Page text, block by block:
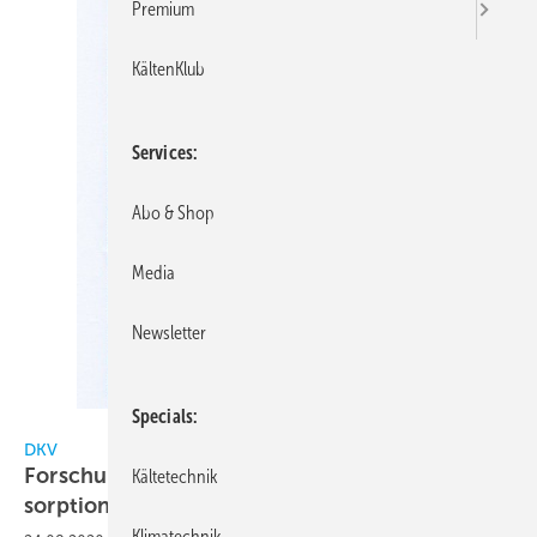
DKV
Forschungsbericht Nr. 89: Verfahren zur
sorptionsgestützten
Premium
KältenKlub
Services
Abo & Shop
Media
Newsletter
Specials
Kältetechnik